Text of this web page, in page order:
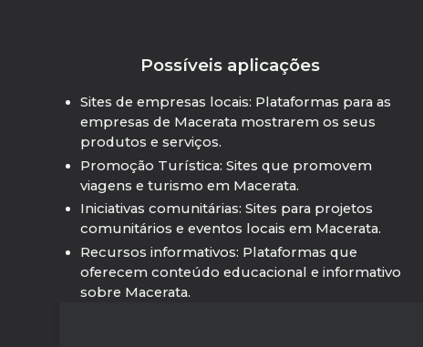
Possíveis aplicações
Sites de empresas locais: Plataformas para as
empresas de Macerata mostrarem os seus
produtos e serviços.
Promoção Turística: Sites que promovem
viagens e turismo em Macerata.
Iniciativas comunitárias: Sites para projetos
comunitários e eventos locais em Macerata.
Recursos informativos: Plataformas que
oferecem conteúdo educacional e informativo
sobre Macerata.